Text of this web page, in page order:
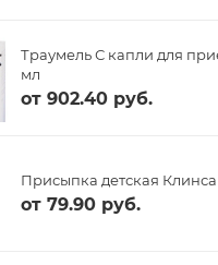
Траумель С капли для
мл
от 902.40 руб.
Присыпка детская Клинса
от 79.90 руб.